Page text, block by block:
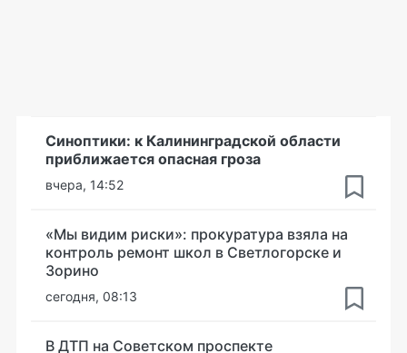
Синоптики: к Калининградской области
приближается опасная гроза
вчера, 14:52
«Мы видим риски»: прокуратура взяла на
контроль ремонт школ в Светлогорске и
Зорино
сегодня, 08:13
В ДТП на Советском проспекте